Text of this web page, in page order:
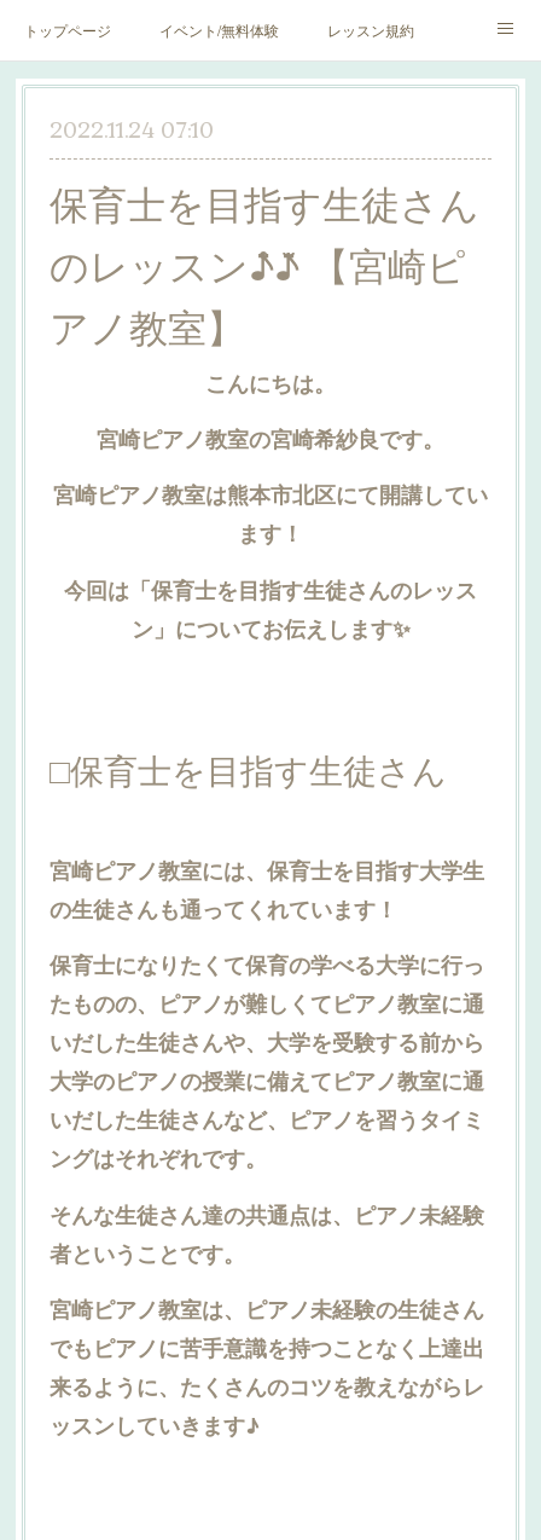
トップページ イベント/無料体験 レッスン規約
blog♪ SNS♪
2022.11.24 07:10
保育士を目指す生徒さん
のレッスン♪̊̈♪̆̈ 【宮崎ピ
アノ教室】
こんにちは。
宮崎ピアノ教室の宮崎希紗良です。
宮崎ピアノ教室は熊本市北区にて開講してい
ます！
今回は「保育士を目指す生徒さんのレッス
ン」についてお伝えします✨
□​保育士を目指す生徒さん
​宮崎ピアノ教室には、保育士を目指す大学生
の生徒さんも通ってくれています！
保育士になりたくて保育の学べる大学に行っ
たものの、ピアノが難しくてピアノ教室に通
いだした生徒さんや、大学を受験する前から
大学のピアノの授業に備えてピアノ教室に通
いだした生徒さんなど、ピアノを習うタイミ
ングはそれぞれです。
そんな生徒さん達の共通点は、ピアノ未経験
者ということです。
宮崎ピアノ教室は、ピアノ未経験の生徒さん
でもピアノに苦手意識を持つことなく上達出
来るように、たくさんのコツを教えながらレ
ッスンしていきます♪